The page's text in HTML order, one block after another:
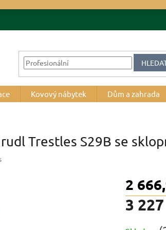
Kovový nábytek Dům a zahrada
Trestles S29B se
2
3